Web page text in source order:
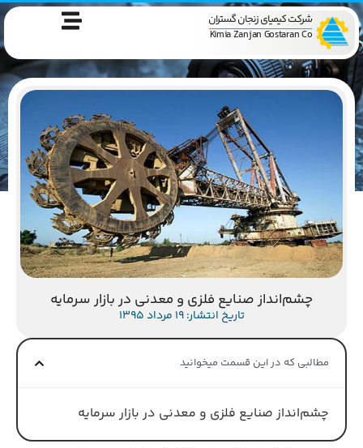
شرکت کیمیای زنجان گستران
Kimia Zanjan Gostaran Co
چشم‌انداز صنایع فلزی و معدنی در بازار سرمایه
تاریخ انتشار: 19 مرداد 1395
مطالبی که در این قسمت میخوانید
چشم‌انداز صنایع فلزی و معدنی در بازار سرمایه